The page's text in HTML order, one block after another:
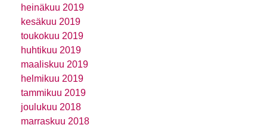
heinäkuu 2019
kesäkuu 2019
toukokuu 2019
huhtikuu 2019
maaliskuu 2019
helmikuu 2019
tammikuu 2019
joulukuu 2018
marraskuu 2018